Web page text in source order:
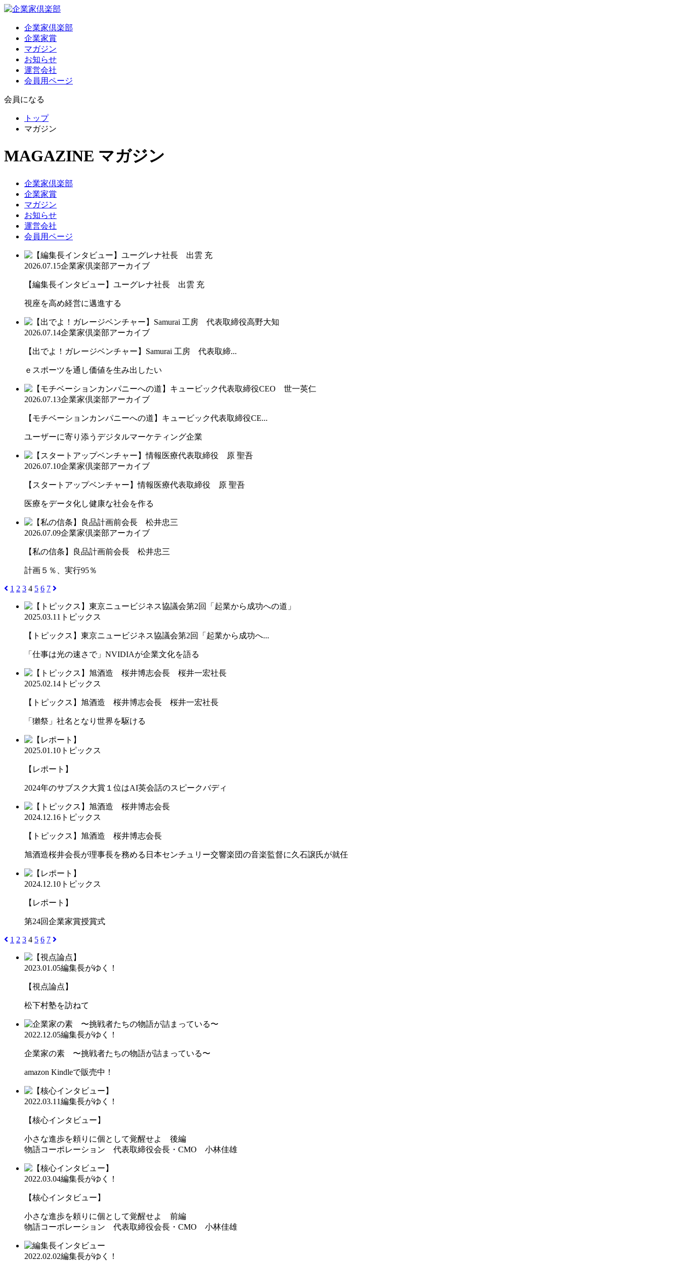
企業家倶楽部
企業家賞
マガジン
お知らせ
運営会社
会員用ページ
会員になる
トップ
マガジン
MAGAZINE マガジン
企業家倶楽部
企業家賞
マガジン
お知らせ
運営会社
会員用ページ
2026.07.15企業家倶楽部アーカイブ
【編集長インタビュー】ユーグレナ社長 出雲 充
視座を高め経営に邁進する
2026.07.14企業家倶楽部アーカイブ
【出でよ！ガレージベンチャー】Samurai 工房 代表取締...
ｅスポーツを通し価値を生み出したい
2026.07.13企業家倶楽部アーカイブ
【モチベーションカンパニーへの道】キュービック代表取締役CE...
ユーザーに寄り添うデジタルマーケティング企業
2026.07.10企業家倶楽部アーカイブ
【スタートアップベンチャー】情報医療代表取締役 原 聖吾
医療をデータ化し健康な社会を作る
2026.07.09企業家倶楽部アーカイブ
【私の信条】良品計画前会長 松井忠三
計画５％、実行95％
1 2 3 4 5 6 7
2025.03.11 トピックス
【トピックス】東京ニュービジネス協議会第2回「起業から成功へ...
「仕事は光の速さで」NVIDIAが企業文化を語る
2025.02.14 トピックス
【トピックス】旭酒造 桜井博志会長 桜井一宏社長
「獺祭」社名となり世界を駆ける
2025.01.10 トピックス
【レポート】
2024年のサブスク大賞１位はAI英会話のスピークバディ
2024.12.16 トピックス
【トピックス】旭酒造 桜井博志会長
旭酒造桜井会長が理事長を務める日本センチュリー交響楽団の音楽監督に久石譲氏が就任
2024.12.10 トピックス
【レポート】
第24回企業家賞授賞式
1 2 3 4 5 6 7
2023.01.05編集長がゆく！
【視点論点】
松下村塾を訪ねて
2022.12.05編集長がゆく！
企業家の素 〜挑戦者たちの物語が詰まっている〜
amazon Kindleで販売中！
2022.03.11編集長がゆく！
【核心インタビュー】
小さな進歩を頼りに個として覚醒せよ 後編
物語コーポレーション 代表取締役会長・CMO 小林佳雄
2022.03.04編集長がゆく！
【核心インタビュー】
小さな進歩を頼りに個として覚醒せよ 前編
物語コーポレーション 代表取締役会長・CMO 小林佳雄
2022.02.02編集長がゆく！